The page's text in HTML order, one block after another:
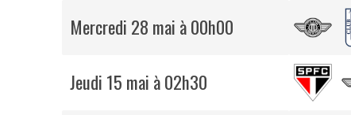
Mercredi 28 mai à 00h00
Jeudi 15 mai à 02h30